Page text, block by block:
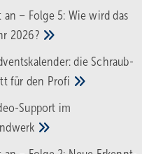
an – Folge 5: Wie wird das
2026?
die Schraub­
für den Pro­fi
Support im